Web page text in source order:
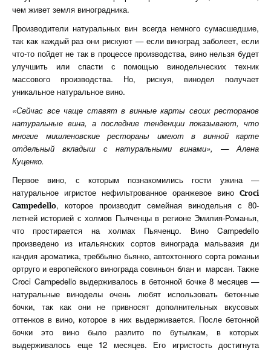
чем живет земля виноградника.
Производители натуральных вин всегда немного сумасшедшие,
так как каждый раз они рискуют — если виноград заболеет, если
что-то пойдет не так в процессе производства, вино нельзя будет
улучшить или спасти с помощью винодельческих техник
массового производства. Но, рискуя, винодел получает
уникальное натуральное вино.
«Сейчас все чаще ставят в винные карты своих ресторанов
натуральные вина, а последние тенденции показывают, что
многие мишленовские рестораны имеют в винной карте
отдельный вкладыш с натуральными винами», — Алена
Куценко.
Первое вино, с которым познакомились гости ужина —
натуральное игристое нефильтрованное оранжевое вино Croci
Campedello, которое производит семейная винодельня с 80-
летней историей с холмов Пьяченцы в регионе Эмилия-Романья,
что простирается на холмах Пьяченцо. Вино Campedello
произведено из итальянских сортов винограда мальвазия ди
кандия ароматика, треббьяно бьянко, автохтонного сорта романьи
ортруго и европейского винограда совиньон блан и марсан. Также
Croci Campedello выдерживалось в бетонной бочке 8 месяцев —
натуральные виноделы очень любят использовать бетонные
бочки, так как они не привносят дополнительных вкусовых
оттенков в вино, которое в них выдерживается. После бетонной
бочки это вино было разлито по бутылкам, в которых
выдерживалось еще 12 месяцев. Его игристость достигнута